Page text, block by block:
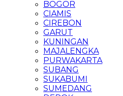
BOGOR
CIAMIS
CIREBON
GARUT
KUNINGAN
MAJALENGKA
PURWAKARTA
SUBANG
SUKABUMI
SUMEDANG